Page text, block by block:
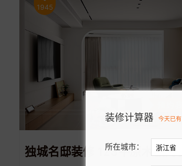
1945
装修计算器 今天已有
所在城市：